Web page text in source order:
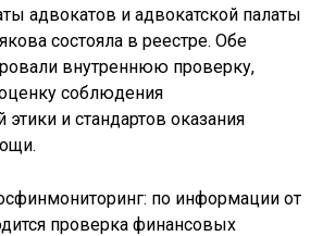
адвокатов и адвокатской палаты
состояла в реестре. Обе
внутреннюю проверку,
соблюдения
и стандартов оказания
по информации от
проверка финансовых